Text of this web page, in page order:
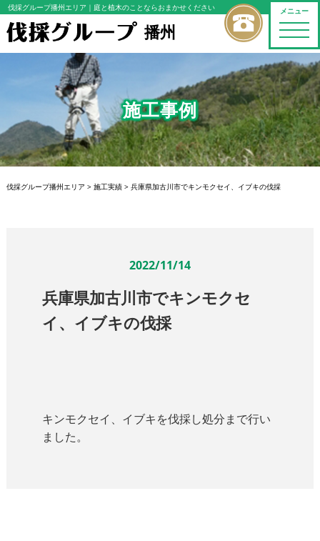
メニュー
toggle
伐採グループ播州エリア ｜庭と植木のことならおまかせください
播州
施工事例
伐採グループ播州エリア > 施工実績> 兵庫県加古川市でキンモクセイ、イブキの伐採
2022/11/14
兵庫県加古川市でキンモクセ
イ、イブキの伐採
キンモクセイ、イブキを伐採し処分まで行い
ました。